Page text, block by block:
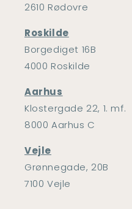
2610 Rødovre
Roskilde
Borgediget 16B
4000 Roskilde
Aarhus
Klostergade 22, 1. mf.
8000 Aarhus C
Vejle
Grønnegade, 20B
7100 Vejle